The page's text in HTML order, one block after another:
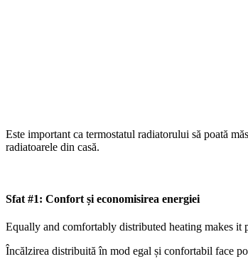
Este important ca termostatul radiatorului să poată
radiatoarele din casă.
Sfat #1: Confort și economisirea energiei
Equally and comfortably distributed heating makes it
Încălzirea distribuită în mod egal și confortabil face